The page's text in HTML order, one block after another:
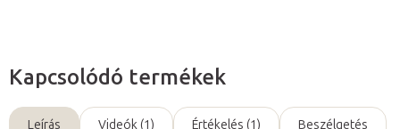
Kapcsolódó termékek
Leírás Videók (1) Értékelés (1) Beszélgetés